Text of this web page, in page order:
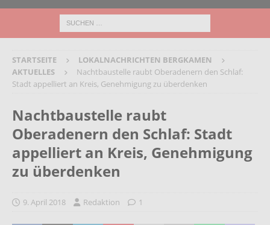
STARTSEITE
LOKALNACHRICHTEN BERGKAMEN
AKTUELLES
Nachtbaustelle raubt Oberadenern den Schlaf:
Stadt appelliert an Kreis, Genehmigung zu überdenken
Nachtbaustelle raubt
Oberadenern den Schlaf: Stadt
appelliert an Kreis, Genehmigung
zu überdenken
9. April 2018 Redaktion 1